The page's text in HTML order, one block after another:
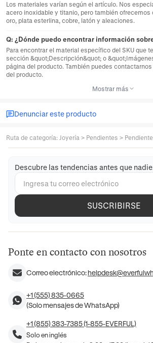
Los materiales varían según el artículo. Nos
acero inoxidable y titanio, pero también ofrecemos
oro, plata esterlina, cobre, latón y aleaciones.
Q: ¿Dónde puedo encontrar información
Para encontrar el material específico del SKU que
sección &quot;Descripción&quot; o
página del producto. También puedes
del producto.
Mostrar más
Denunciar este producto
Ruta de categoría: Joyería > Pendientes >
Descubre las tendencias antes que
SUSCRIBIRSE
Ponte en contacto con nosotros
Correo electrónico:
+1 (555) 835-0665
(Solo mensajes de WhatsApp)
+1 (855) 383-7385 (1-855-EVERFUL)
Solo en inglés